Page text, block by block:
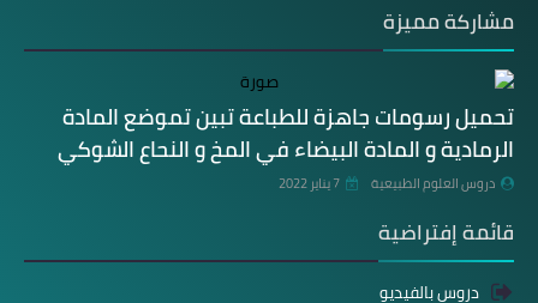
مشاركة مميزة
تحميل رسومات جاهزة للطباعة تبين تموضع المادة
الرمادية و المادة البيضاء في المخ و النحاع الشوكي
دروس العلوم الطبيعية 7 يناير 2022
قائمة إفتراضية
دروس بالفيديو